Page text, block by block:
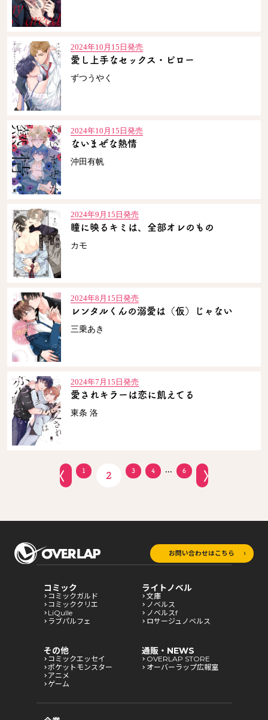
2024年10月15日発売
愛し上手なセックス・ピロー
ずつうやく
2024年10月15日発売
ないまぜな熱情
沖田有帆
2024年9月15日発売
瞳に映るキミは、全部オレのもの
カモ
2024年8月15日発売
レンタルくんの溺愛は（仮）じゃない
三乗あき
2024年7月15日発売
愛されキラーは恋に飢えてる
東条 洛
1 2 3 4 ... 6
お問い合わせはこちら
コミック
コミックガルド
コミッククリエ
LiQulle
ラブパルフェ
ライトノベル
文庫
ノベルス
ノベルスf
ロサージュノベルス
その他
コミックエッセイ
ポケットモンスター
アニメ
ゲーム
通販・NEWS
OVERLAP STORE
オーバーラップ広報室